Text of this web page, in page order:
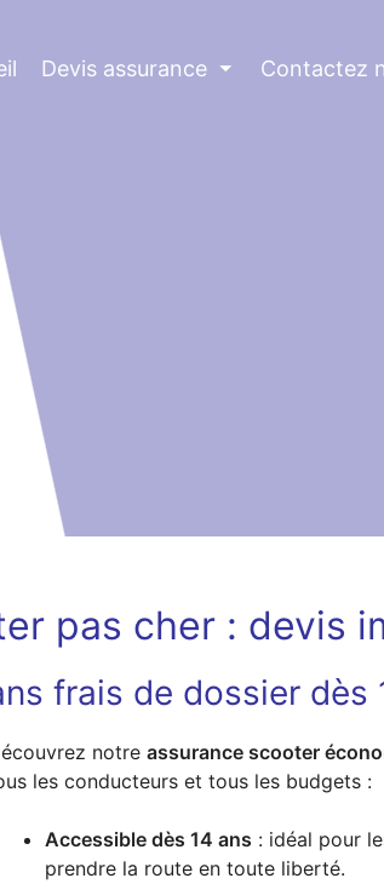
Devis assurance ⏷ Contactez
pas cher : devis
frais de dossier dès
notre assurance scooter
les conducteurs et tous les budgets :
Accessible dès 14 ans : idéal pour
prendre la route en toute liberté.